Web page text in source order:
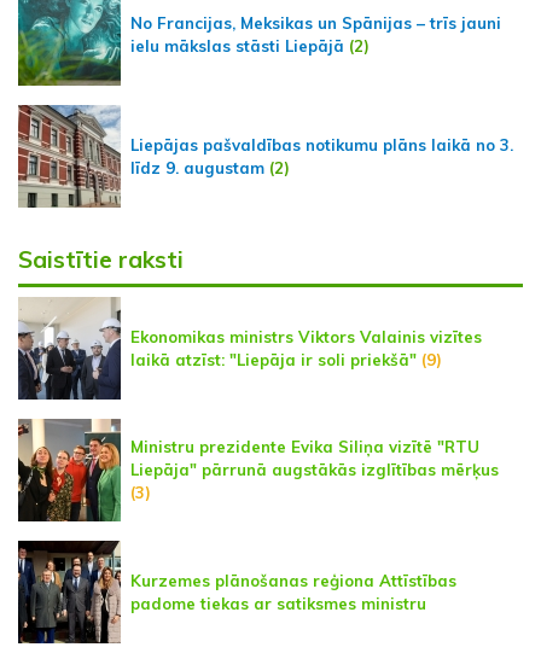
No Francijas, Meksikas un Spānijas – trīs jauni
ielu mākslas stāsti Liepājā (2)
Liepājas pašvaldības notikumu plāns laikā no 3.
līdz 9. augustam (2)
Saistītie raksti
Ekonomikas ministrs Viktors Valainis vizītes
laikā atzīst: "Liepāja ir soli priekšā" (9)
Ministru prezidente Evika Siliņa vizītē "RTU
Liepāja" pārrunā augstākās izglītības mērķus
(3)
Kurzemes plānošanas reģiona Attīstības
padome tiekas ar satiksmes ministru